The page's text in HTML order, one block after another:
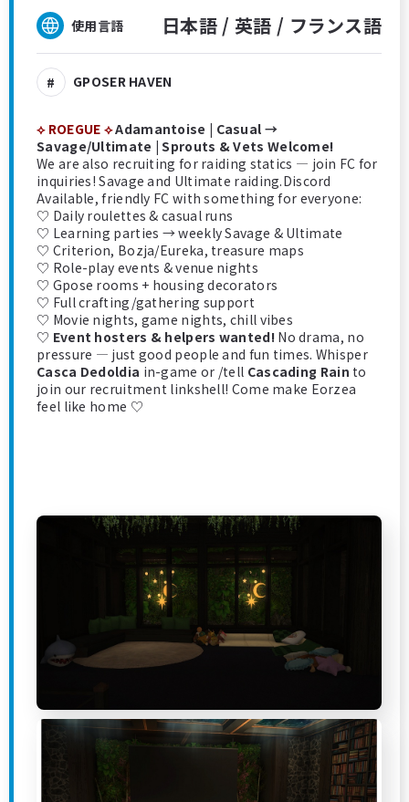
使用言語 日本語 / 英語 / フランス語
GPOSER HAVEN
⟡ ROEGUE ⟡Adamantoise | Casual →
Savage/Ultimate | Sprouts & Vets Welcome!
We are also recruiting for raiding statics — join FC for
inquiries! Savage and Ultimate raiding.Discord
Available, friendly FC with something for everyone:
♡ Daily roulettes & casual runs
♡ Learning parties → weekly Savage & Ultimate
♡ Criterion, Bozja/Eureka, treasure maps
♡ Role-play events & venue nights
♡ Gpose rooms + housing decorators
♡ Full crafting/gathering support
♡ Movie nights, game nights, chill vibes
♡ Event hosters & helpers wanted! No drama, no
pressure — just good people and fun times. Whisper
Casca Dedoldia in-game or /tell Cascading Rain to
join our recruitment linkshell! Come make Eorzea
feel like home ♡